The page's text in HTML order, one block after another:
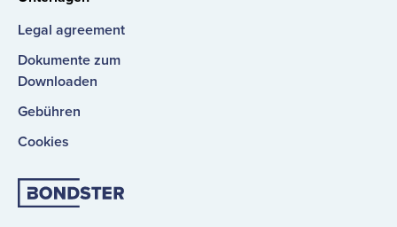
Legal agreement
Dokumente zum
Downloaden
Gebühren
Cookies